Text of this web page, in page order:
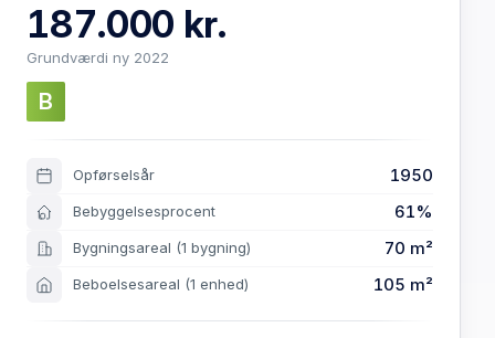
187.000 kr.
Grundværdi ny 2022
B
Opførselsår 1950
Bebyggelsesprocent 61%
Bygningsareal (1 bygning) 70 m²
Beboelsesareal (1 enhed) 105 m²